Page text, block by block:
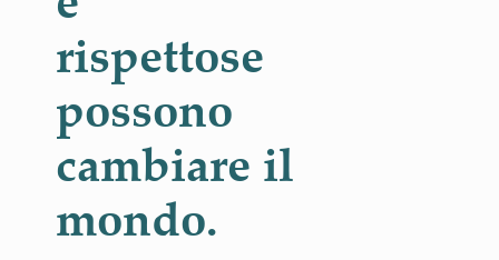
rispettose
possono
cambiare il
mondo.